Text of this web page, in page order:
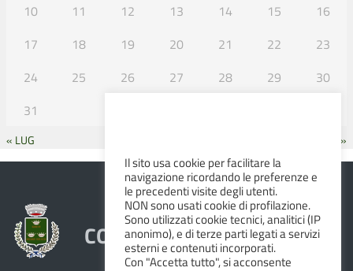
10
11 12 13 14 15
16
17
18 19 20 21 22
23
24
25 26 27 28 29
30
31
« LUG SET »
COMUNE DI ALBINEA
Il sito usa cookie per facilitare la
navigazione ricordando le preferenze e
le precedenti visite degli utenti.
NON sono usati cookie di profilazione.
Sono utilizzati cookie tecnici, analitici (IP
anonimo), e di terze parti legati a servizi
esterni e contenuti incorporati.
Con "Accetta tutto", si acconsente